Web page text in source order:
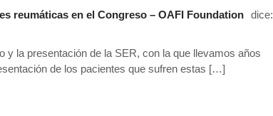
reumáticas en el Congreso – OAFI Foundation dice:
la presentación de la SER, con la que llevamos años
de los pacientes que sufren estas […]